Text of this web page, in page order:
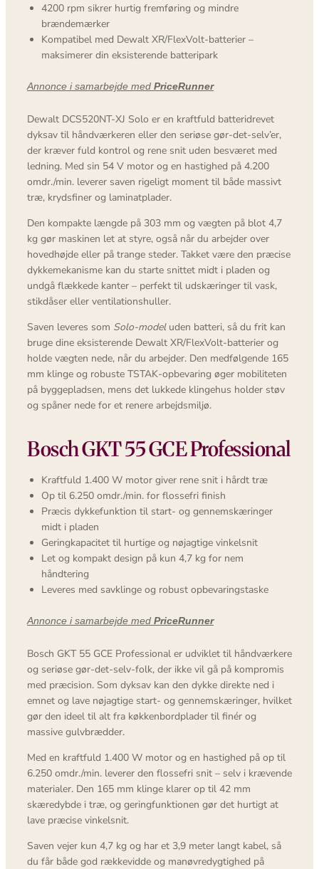
4200 rpm sikrer hurtig fremføring og mindre
brændemærker
Kompatibel med Dewalt XR/FlexVolt-batterier –
maksimerer din eksisterende batteripark
Annonce i samarbejde med PriceRunner
Dewalt DCS520NT-XJ Solo er en kraftfuld batteridrevet
dyksav til håndværkeren eller den seriøse gør-det-selv’er,
der kræver fuld kontrol og rene snit uden besværet med
ledning. Med sin 54 V motor og en hastighed på 4.200
omdr./min. leverer saven rigeligt moment til både massivt
træ, krydsfiner og laminatplader.
Den kompakte længde på 303 mm og vægten på blot 4,7
kg gør maskinen let at styre, også når du arbejder over
hovedhøjde eller på trange steder. Takket være den præcise
dykkemekanisme kan du starte snittet midt i pladen og
undgå flækkede kanter – perfekt til udskæringer til vask,
stikdåser eller ventilationshuller.
Saven leveres som Solo-modeluden batteri, så du frit kan
bruge dine eksisterende Dewalt XR/FlexVolt-batterier og
holde vægten nede, når du arbejder. Den medfølgende 165
mm klinge og robuste TSTAK-opbevaring øger mobiliteten
på byggepladsen, mens det lukkede klingehus holder støv
og spåner nede for et renere arbejdsmiljø.
Bosch GKT 55 GCE Professional
Kraftfuld 1.400 W motor giver rene snit i hårdt træ
Op til 6.250 omdr./min. for flossefri finish
Præcis dykkefunktion til start- og gennemskæringer
midt i pladen
Geringkapacitet til hurtige og nøjagtige vinkelsnit
Let og kompakt design på kun 4,7 kg for nem
håndtering
Leveres med savklinge og robust opbevaringstaske
Annonce i samarbejde med PriceRunner
Bosch GKT 55 GCE Professional er udviklet til håndværkere
og seriøse gør-det-selv-folk, der ikke vil gå på kompromis
med præcision. Som dyksav kan den dykke direkte ned i
emnet og lave nøjagtige start- og gennemskæringer, hvilket
gør den ideel til alt fra køkkenbordplader til finér og
massive gulvbrædder.
Med en kraftfuld 1.400 W motor og en hastighed på op til
6.250 omdr./min. leverer den flossefri snit – selv i krævende
materialer. Den 165 mm klinge klarer op til 42 mm
skæredybde i træ, og geringfunktionen gør det hurtigt at
lave præcise vinkelsnit.
Saven vejer kun 4,7 kg og har et 3,9 meter langt kabel, så
du får både god rækkevidde og manøvredygtighed på